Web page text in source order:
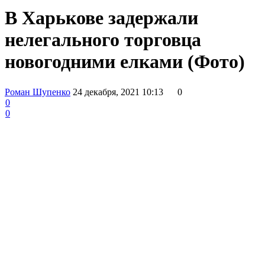
В Харькове задержали
нелегального торговца
новогодними елками (Фото)
Роман Шупенко 24 декабря, 2021 10:13
0
0
0